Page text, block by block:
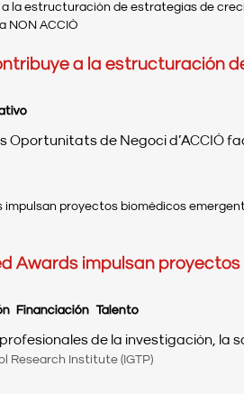
a la estructuración
Oportunitats de Negoci d’ACCIÓ
Awards impulsan
Financiación Talento
de la investigación, la
Research Institute (IGTP)